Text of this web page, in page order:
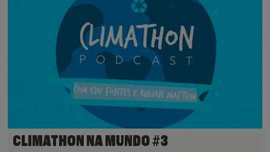
CLIMATHON NA MUNDO #3